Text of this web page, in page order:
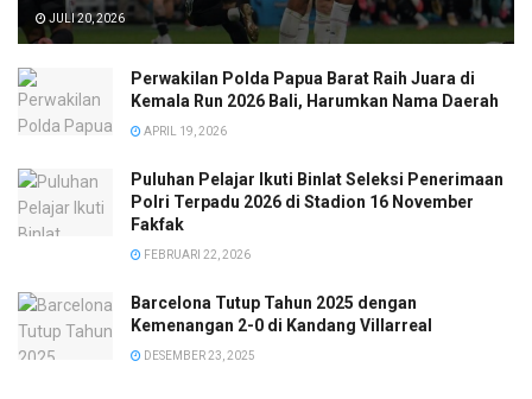
JULI 20, 2026
Perwakilan Polda Papua Barat Raih Juara di
Kemala Run 2026 Bali, Harumkan Nama Daerah
APRIL 19, 2026
Puluhan Pelajar Ikuti Binlat Seleksi Penerimaan
Polri Terpadu 2026 di Stadion 16 November
Fakfak
FEBRUARI 22, 2026
Barcelona Tutup Tahun 2025 dengan
Kemenangan 2-0 di Kandang Villarreal
DESEMBER 23, 2025